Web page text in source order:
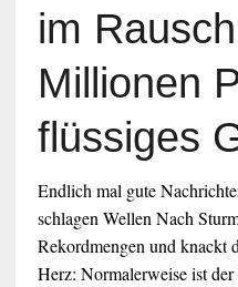
im
Millionen
flüssiges
Endlich mal gute
schlagen Wellen Nach
Rekordmengen und knackt
Herz: Normalerweise ist